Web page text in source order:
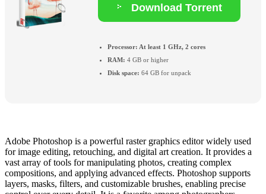
Download Torrent
Processor: At least 1 GHz, 2 cores
RAM: 4 GB or higher
Disk space: 64 GB for unpack
Adobe Photoshop is a powerful raster graphics editor widely used
for image editing, retouching, and digital art creation. It provides a
vast array of tools for manipulating photos, creating complex
compositions, and applying advanced effects. Photoshop supports
layers, masks, filters, and customizable brushes, enabling precise